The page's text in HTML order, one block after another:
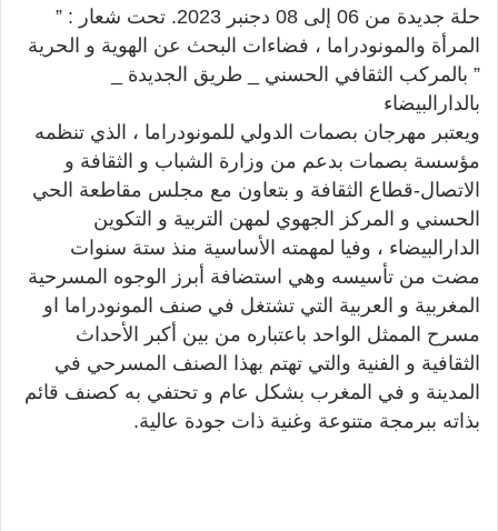
حلة جديدة من 06 إلى 08 دجنبر 2023. تحت شعار : ”
المرأة والمونودراما ، فضاءات البحث عن الهوية و الحرية
” بالمركب الثقافي الحسني _ طريق الجديدة _
بالدارالبيضاء
ويعتبر مهرجان بصمات الدولي للمونودراما ، الذي تنظمه
مؤسسة بصمات بدعم من وزارة الشباب و الثقافة و
الاتصال-قطاع الثقافة و بتعاون مع مجلس مقاطعة الحي
الحسني و المركز الجهوي لمهن التربية و التكوين
الدارالبيضاء ، وفيا لمهمته الأساسية منذ ستة سنوات
مضت من تأسيسه وهي استضافة أبرز الوجوه المسرحية
المغربية و العربية التي تشتغل في صنف المونودراما او
مسرح الممثل الواحد باعتباره من بين أكبر الأحداث
الثقافية و الفنية والتي تهتم بهذا الصنف المسرحي في
المدينة و في المغرب بشكل عام و تحتفي به كصنف قائم
بذاته ببرمجة متنوعة وغنية ذات جودة عالية.